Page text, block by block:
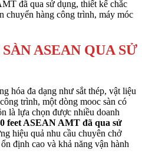
đã qua sử dụng, thiết kế chắc
chuyển hàng công trình, máy móc
ASEAN QUA SỬ
hóa đa dạng như sắt thép, vật liệu
trình, một dòng mooc sàn có
là lựa chọn được nhiều doanh
feet ASEAN AMT đã qua sử
hiệu quả nhu cầu chuyên chở
định cao và khả năng vận hành